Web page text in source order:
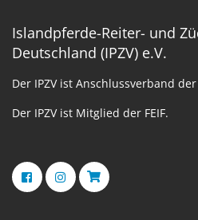
Islandpferde-Reiter- und
Deutschland (IPZV) e.V.
Der IPZV ist Anschlussverband der
Der IPZV ist Mitglied der FEIF.